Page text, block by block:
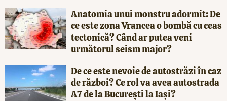
Anatomia unui monstru adormit: De
ce este zona Vrancea o bombă cu ceas
tectonică? Când ar putea veni
următorul seism major?
De ce este nevoie de autostrăzi în caz
de război? Ce rol va avea autostrada
A7 de la București la Iași?